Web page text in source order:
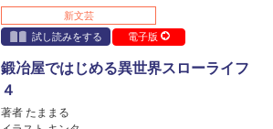
新文芸
試し読みをする
電子版
鍛冶屋ではじめる異世界スローライフ
４
著者 たままる